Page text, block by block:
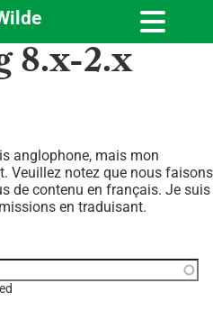
8.x-2.x
anglophone, mais mon
Veuillez notez que nous faisons
de contenu en français. Je suis
en traduisant.